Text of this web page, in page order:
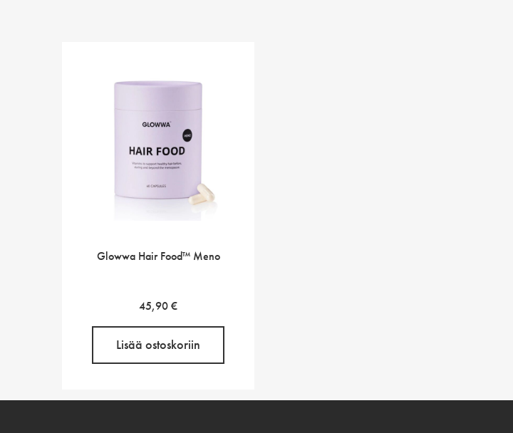
Glowwa Hair Food™ Meno
45,90€
Lisää ostoskoriin